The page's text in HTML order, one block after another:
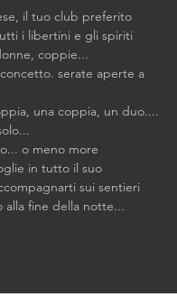
il tuo club preferito
i libertini e gli spiriti
coppie...
serate aperte a
una coppia, un duo....
o meno more
in tutto il suo
sui sentieri
alla fine della notte...